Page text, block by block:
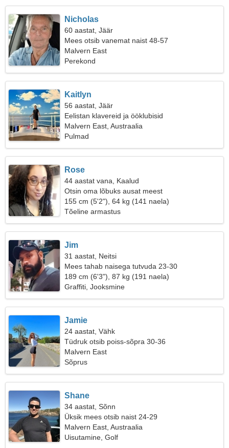
Nicholas
60 aastat, Jäär
Mees otsib vanemat naist 48-57
Malvern East
Perekond
Kaitlyn
56 aastat, Jäär
Eelistan klavereid ja ööklubisid
Malvern East, Austraalia
Pulmad
Rose
44 aastat vana, Kaalud
Otsin oma lõbuks ausat meest
155 cm (5'2"), 64 kg (141 naela)
Tõeline armastus
Jim
31 aastat, Neitsi
Mees tahab naisega tutvuda 23-30
189 cm (6'3"), 87 kg (191 naela)
Graffiti, Jooksmine
Jamie
24 aastat, Vähk
Tüdruk otsib poiss-sõpra 30-36
Malvern East
Sõprus
Shane
34 aastat, Sõnn
Üksik mees otsib naist 24-29
Malvern East, Austraalia
Uisutamine, Golf